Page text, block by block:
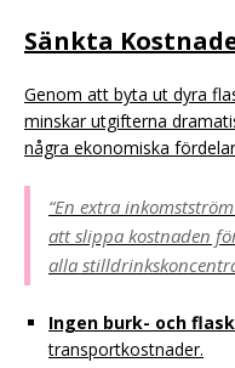
Sänkta
Genom att byta ut dyra
minskar utgifterna
några ekonomiska
“En extra
att slippa kostnaden
alla
Ingen burk- och
transportkostnader.